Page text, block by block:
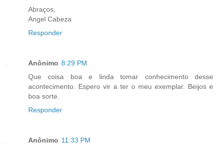
Abraços,
Angel Cabeza
Responder
Anônimo 8:29 PM
Que coisa boa e linda tomar conhecimento desse
acontecimento. Espero vir a ter o meu exemplar. Beijos e
boa sorte.
Responder
Anônimo 11:33 PM